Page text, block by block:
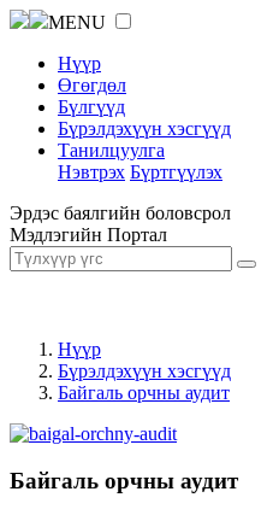
MENU
Нүүр
Өгөгдөл
Бүлгүүд
Бүрэлдэхүүн хэсгүүд
Танилцуулга
Нэвтрэх Бүртгүүлэх
Эрдэс баялгийн боловсрол
Мэдлэгийн Портал
Нүүр
Бүрэлдэхүүн хэсгүүд
Байгаль орчны аудит
Байгаль орчны аудит